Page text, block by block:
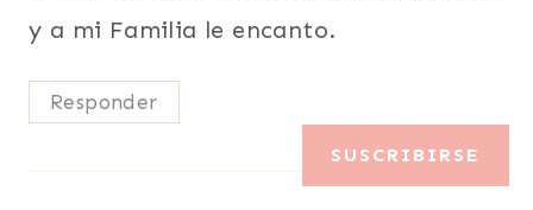
y a mi Familia le encanto.
Responder
SUSCRIBIRSE